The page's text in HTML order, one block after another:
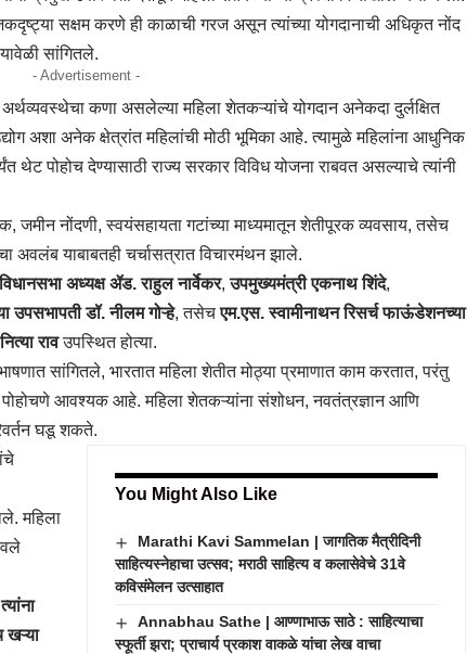
सक्षम करणे ही काळाची गरज असून त्यांच्या योगदानाची अधिकृत नोंद
सांगितले.
- Advertisement -
कणा असलेल्या महिला शेतकऱ्यांचे योगदान अनेकदा दुर्लक्षित
अशा अनेक क्षेत्रांत महिलांची मोठी भूमिका आहे. त्यामुळे महिलांना आधुनिक
थेट पोहोच देण्यासाठी राज्य सरकार विविध योजना राबवत असल्याचे त्यांनी
जमीन नोंदणी, स्वयंसहायता गटांच्या माध्यमातून शेतीपूरक व्यवसाय, तसेच
अवलंब याबाबतही चर्चासत्रात विचारमंथन झाले.
विधानसभा अध्यक्ष ॲड. राहुल नार्वेकर,उपमुख्यमंत्री एकनाथ शिंदे,
उपसभापती डॉ. नीलम गोऱ्हे, तसेचएम.एस. स्वामीनाथन रिसर्च फाऊंडेशनच्या
रावउपस्थित होत्या.
सांगितले, भारतात महिला शेतीत मोठ्या प्रमाणात काम करतात, परंतु
पोहोचणे आवश्यक आहे. महिला शेतकऱ्यांना संशोधन, नवतंत्रज्ञान आणि
घडू शकते.
You Might Also Like
Marathi Kavi Sammelan | जागतिक मैत्रीदिनी
साहित्यस्नेहाचा उत्सव; मराठी साहित्य व कलासेवेचे 31वे
कविसंमेलन उत्साहात
Annabhau Sathe | आण्णाभाऊ साठे : साहित्याचा
स्फूर्ती झरा; प्राचार्य प्रकाश वाकळे यांचा लेख वाचा
महिला